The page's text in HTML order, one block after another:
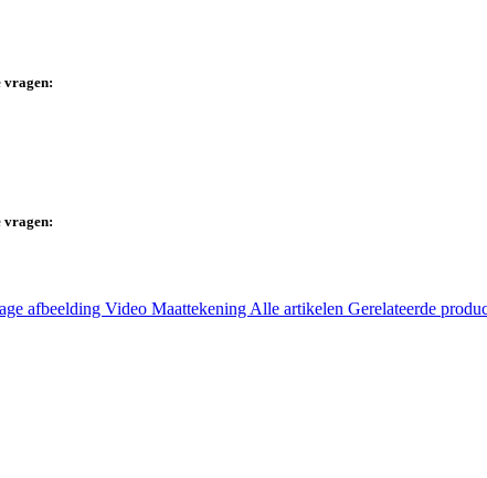
vragen:
vragen:
afbeelding Video MaattekeningAlle artikelen Gerelateerde